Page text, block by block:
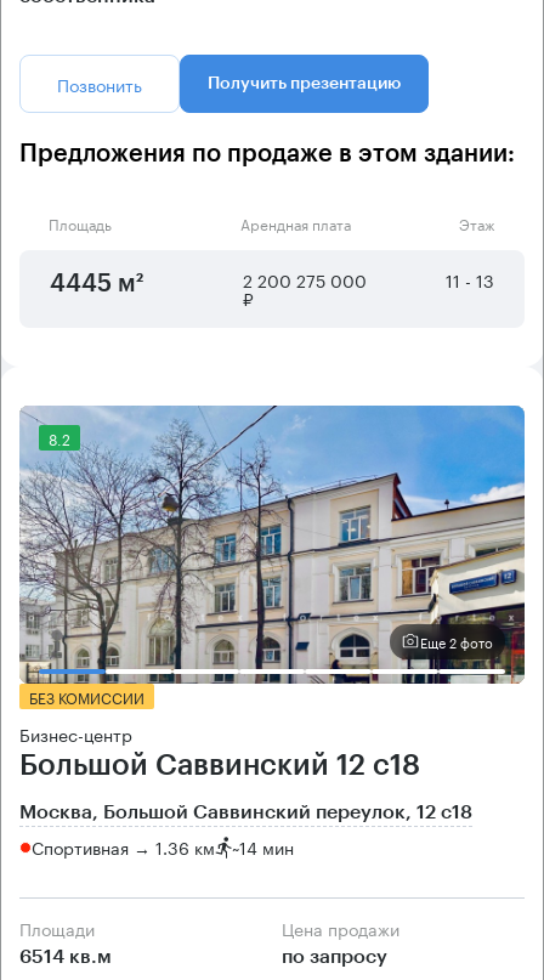
Позвонить Получить презентацию
Предложения по продаже в этом здании:
Площадь Арендная плата Этаж
4445 м² 2 200 275 000
₽
11 - 13
8.2
Еще 2 фото
БЕЗ КОМИССИИ
Бизнес-центр
Большой Саввинский 12 с18
Москва, Большой Саввинский переулок, 12 с18
Спортивная → 1.36 км ~14 мин
Площади
6514 кв.м
Цена продажи
по запросу